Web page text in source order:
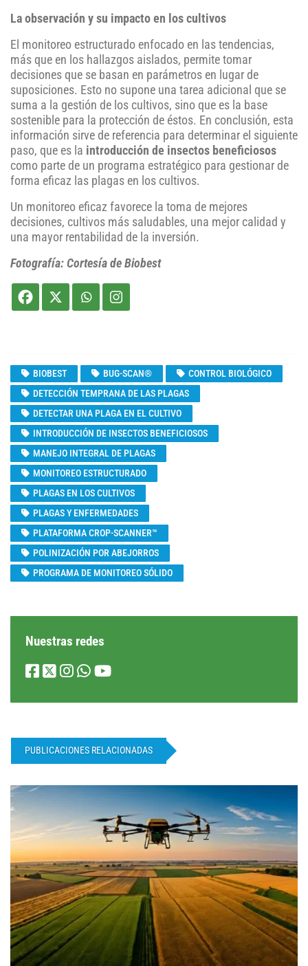
La observación y su impacto en los cultivos
El monitoreo estructurado enfocado en las tendencias,
más que en los hallazgos aislados, permite tomar
decisiones que se basan en parámetros en lugar de
suposiciones. Esto no supone una tarea adicional que se
suma a la gestión de los cultivos, sino que es la base
sostenible para la protección de éstos. En conclusión, esta
información sirve de referencia para determinar el siguiente
paso, que es la introducción de insectos beneficiosos
como parte de un programa estratégico para gestionar de
forma eficaz las plagas en los cultivos.
Un monitoreo eficaz favorece la toma de mejores
decisiones, cultivos más saludables, una mejor calidad y
una mayor rentabilidad de la inversión.
Fotografía: Cortesía de Biobest
BIOBEST BUG-SCAN®
CONTROL BIOLÓGICO
DETECCIÓN TEMPRANA DE LAS PLAGAS
DETECTAR UNA PLAGA EN EL CULTIVO
INTRODUCCIÓN DE INSECTOS BENEFICIOSOS
MANEJO INTEGRAL DE PLAGAS
MONITOREO ESTRUCTURADO
PLAGAS EN LOS CULTIVOS
PLAGAS Y ENFERMEDADES
PLATAFORMA CROP-SCANNER™
POLINIZACIÓN POR ABEJORROS
PROGRAMA DE MONITOREO SÓLIDO
Nuestras redes
PUBLICACIONES RELACIONADAS